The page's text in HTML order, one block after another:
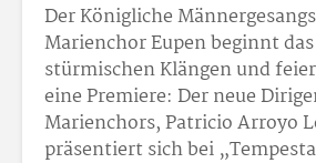
Der Königliche
Marienchor Eupen beginnt
stürmischen Klängen und
eine Premiere: Der neue
Marienchors, Patricio Arroyo
präsentiert sich bei